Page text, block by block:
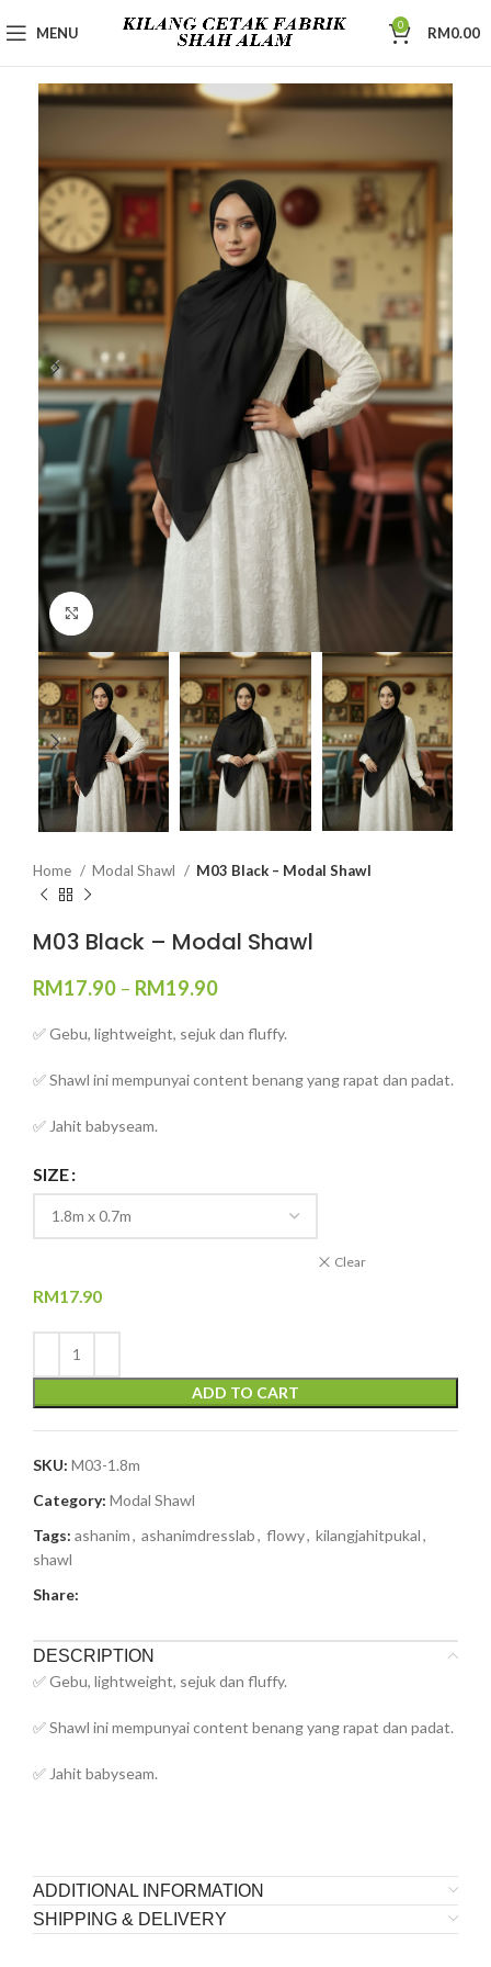
MENU 0 RM0.00
Click to enlarge
Home Modal Shawl M03 Black – Modal Shawl
M03 Black – Modal Shawl
RM17.90 – RM19.90
✅ Gebu, lightweight, sejuk dan fluffy.
✅ Shawl ini mempunyai content benang yang rapat dan padat.
✅ Jahit babyseam.
SIZE
Clear
RM17.90
ADD TO CART
SKU: M03-1.8m
Category: Modal Shawl
Tags: ashanim, ashanimdresslab, flowy, kilangjahitpukal,
shawl
Share:
DESCRIPTION
✅ Gebu, lightweight, sejuk dan fluffy.
✅ Shawl ini mempunyai content benang yang rapat dan padat.
✅ Jahit babyseam.
ADDITIONAL INFORMATION
SHIPPING & DELIVERY